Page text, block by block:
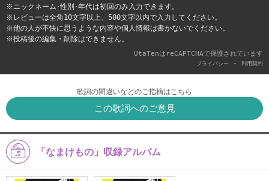
※ニックネーム･性別･年代は初回のみ入力できます。
※レビューは全角10文字以上、500文字以内で入力してください。
※他の人が不快に思うような内容や個人情報は書かないでください。
※投稿後の編集・削除はできません。
UtaTenはreCAPTCHAで保護されています
プライバシー - 利用契約
歌詞の間違いなどのご指摘はこちら
この歌詞へのご意見
「なまけもの」収録アルバム